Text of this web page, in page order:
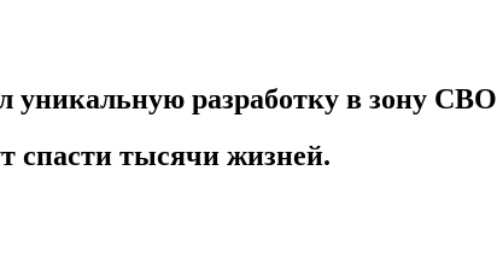
уникальную разработку в зону СВО
спасти тысячи жизней.